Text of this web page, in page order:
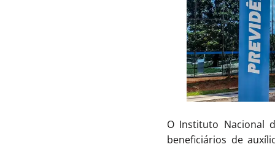
O Instituto Nacional
beneficiários de